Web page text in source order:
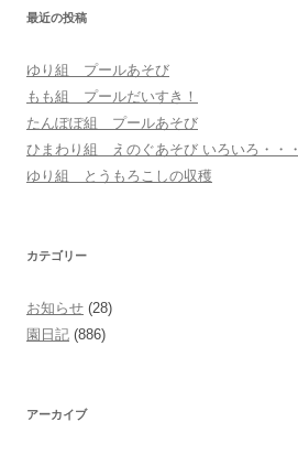
シ
ン
最近の投稿
ゆり組 プールあそび
もも組 プールだいすき！
たんぽぽ組 プールあそび
ひまわり組 えのぐあそび いろいろ・・・
ゆり組 とうもろこしの収穫
カテゴリー
お知らせ (28)
園日記 (886)
アーカイブ